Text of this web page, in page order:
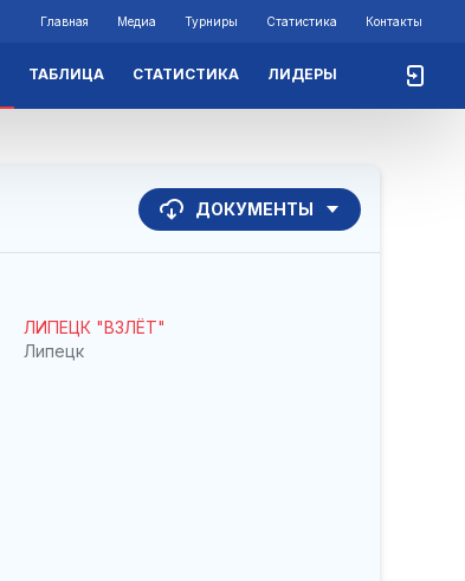
Главная Медиа Турниры Статистика Контакты
ТАБЛИЦА СТАТИСТИКА ЛИДЕРЫ
ДОКУМЕНТЫ
ЛИПЕЦК "ВЗЛЁТ"
Липецк